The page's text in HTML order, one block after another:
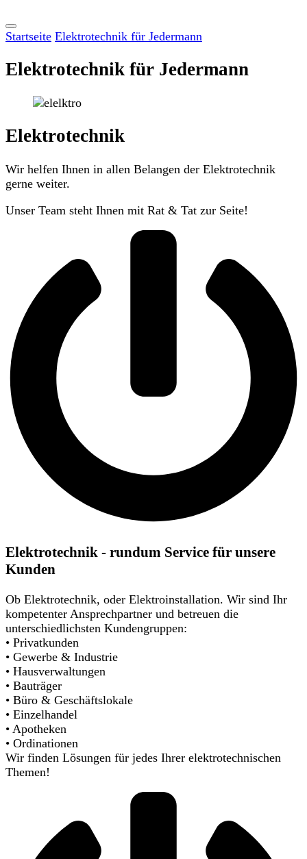
Startseite Elektrotechnik für Jedermann
Elektrotechnik für Jedermann
Elektrotechnik
Wir helfen Ihnen in allen Belangen der Elektrotechnik
gerne weiter.
Unser Team steht Ihnen mit Rat & Tat zur Seite!
Elektrotechnik - rundum Service für unsere
Kunden
Ob Elektrotechnik, oder Elektroinstallation. Wir sind Ihr
kompetenter Ansprechpartner und betreuen die
unterschiedlichsten Kundengruppen:
• Privatkunden
• Gewerbe & Industrie
• Hausverwaltungen
• Bauträger
• Büro & Geschäftslokale
• Einzelhandel
• Apotheken
• Ordinationen
Wir finden Lösungen für jedes Ihrer elektrotechnischen
Themen!